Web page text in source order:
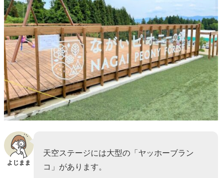
よじまま
天空ステージには大型の「ヤッホーブラン
コ」があります。